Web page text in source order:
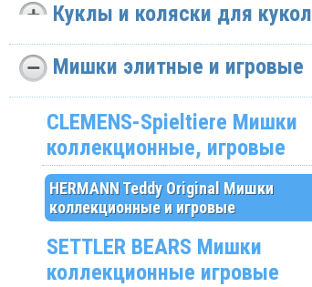
Куклы и коляски для кукол
Мишки элитные и игровые
CLEMENS-Spieltiere Мишки
коллекционные, игровые
HERMANN Teddy Original Мишки
коллекционные и игровые
SETTLER BEARS Мишки
коллекционные игровые